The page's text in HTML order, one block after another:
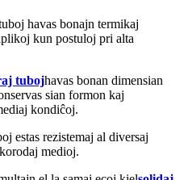
havas bonajn termikaj
kun postuloj pri alta
tubojhavas bonan dimensian
sian formon kaj
kondiĉoj.
estas rezistemaj al diversaj
medioj.